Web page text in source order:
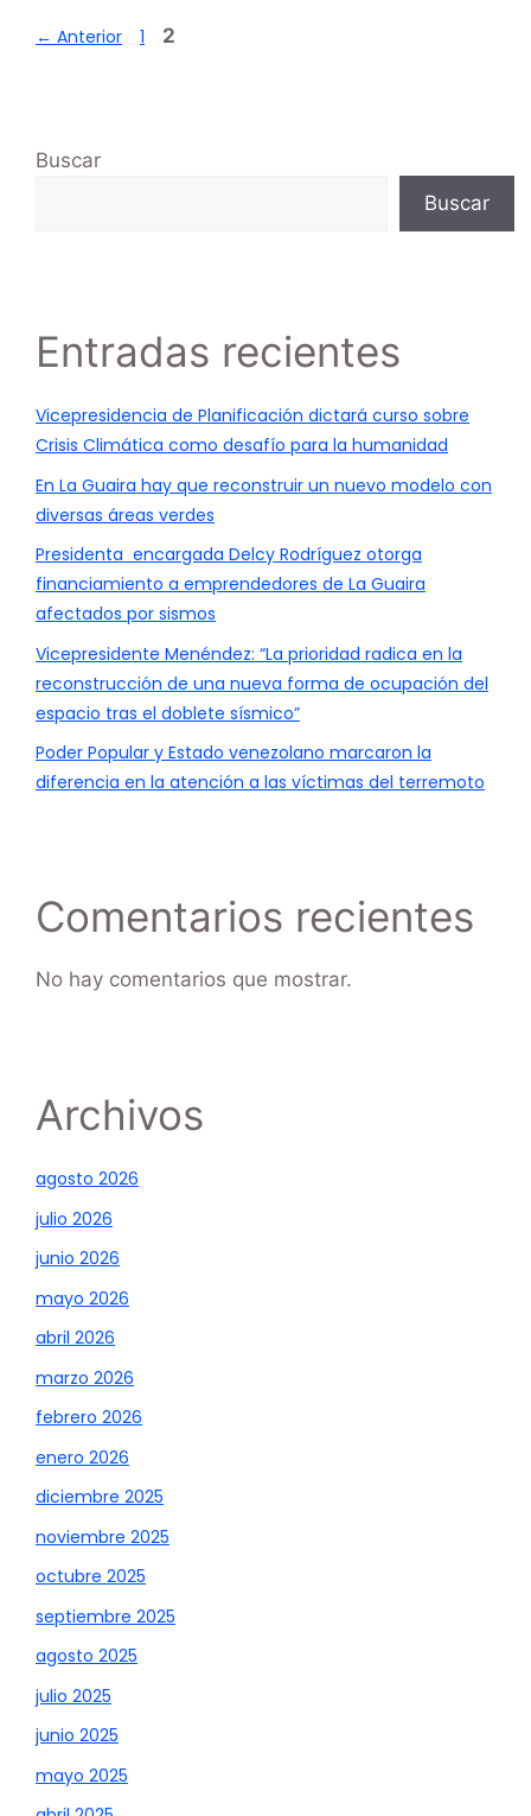
← Anterior 1 2
Buscar
Buscar
Entradas recientes
Vicepresidencia de Planificación dictará curso sobre
Crisis Climática como desafío para la humanidad
En La Guaira hay que reconstruir un nuevo modelo con
diversas áreas verdes
Presidenta encargada Delcy Rodríguez otorga
financiamiento a emprendedores de La Guaira
afectados por sismos
Vicepresidente Menéndez: “La prioridad radica en la
reconstrucción de una nueva forma de ocupación del
espacio tras el doblete sísmico”
Poder Popular y Estado venezolano marcaron la
diferencia en la atención a las víctimas del terremoto
Comentarios recientes
No hay comentarios que mostrar.
Archivos
agosto 2026
julio 2026
junio 2026
mayo 2026
abril 2026
marzo 2026
febrero 2026
enero 2026
diciembre 2025
noviembre 2025
octubre 2025
septiembre 2025
agosto 2025
julio 2025
junio 2025
mayo 2025